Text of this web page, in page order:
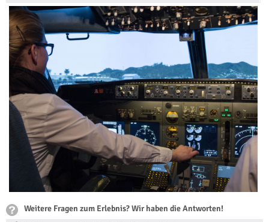
Weitere Fragen zum Erlebnis? Wir haben die Antworten!